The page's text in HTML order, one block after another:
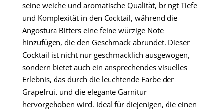
seine weiche und aromatische Qualität, bringt Tiefe
und Komplexität in den Cocktail, während die
Angostura Bitters eine feine würzige Note
hinzufügen, die den Geschmack abrundet. Dieser
Cocktail ist nicht nur geschmacklich ausgewogen,
sondern bietet auch ein ansprechendes visuelles
Erlebnis, das durch die leuchtende Farbe der
Grapefruit und die elegante Garnitur
hervorgehoben wird. Ideal für diejenigen, die einen